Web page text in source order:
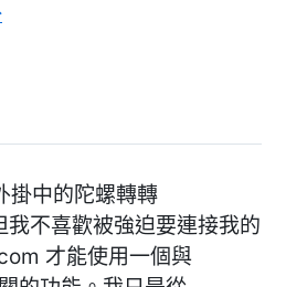
掛中的陀螺轉轉
不喜歡被強迫要連接我的
才能使用一個與